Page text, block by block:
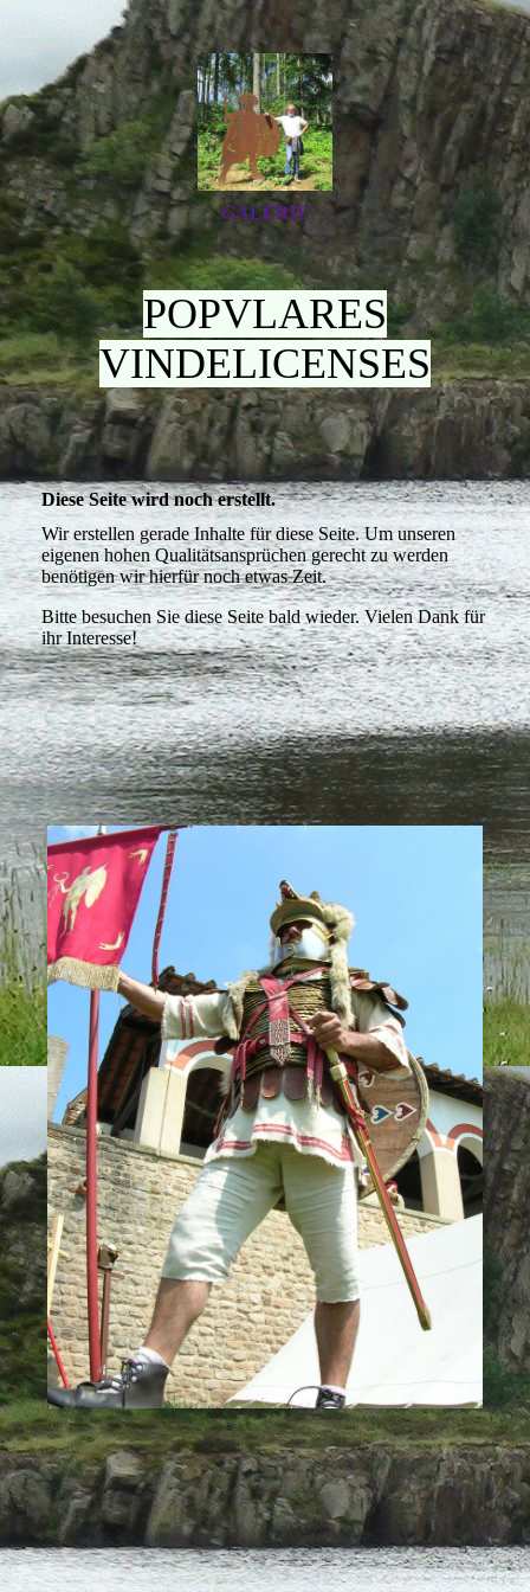
GALERIE
POPVLARES
VINDELICENSES
Diese Seite wird noch erstellt.
Wir erstellen gerade Inhalte für diese Seite. Um unseren
eigenen hohen Qualitätsansprüchen gerecht zu werden
benötigen wir hierfür noch etwas Zeit.
Bitte besuchen Sie diese Seite bald wieder. Vielen Dank für
ihr Interesse!